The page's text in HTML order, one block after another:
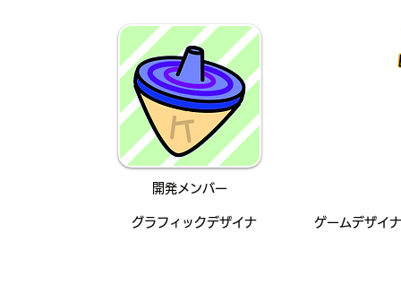
​開発メンバー
​グラフィックデザイナ ​ゲームデザイナ